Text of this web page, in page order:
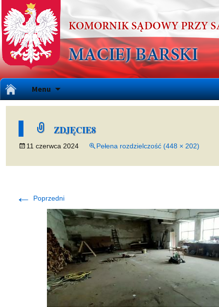
Menu
do
ZDJĘCIE8
11 czerwca 2024 Pełena rozdzielczość (448 × 202)
← Poprzedni